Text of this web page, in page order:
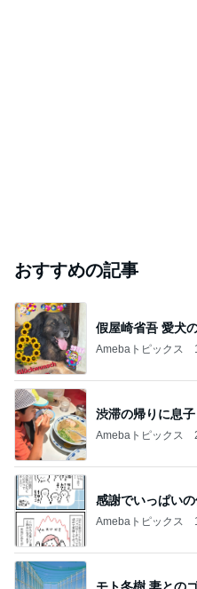
おすすめの記事
假屋崎省吾 愛犬
Amebaトピックス
渋滞の帰りに息
Amebaトピックス
感謝でいっぱい
Amebaトピックス
モト冬樹 妻との